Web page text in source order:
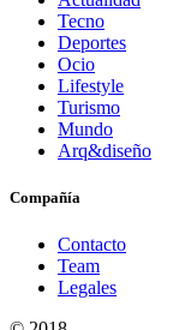
Tecno
Deportes
Ocio
Lifestyle
Turismo
Mundo
Arq&diseño
Compañía
Contacto
Team
Legales